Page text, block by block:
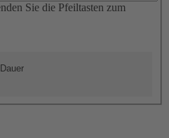
Sie die Pfeiltasten zum